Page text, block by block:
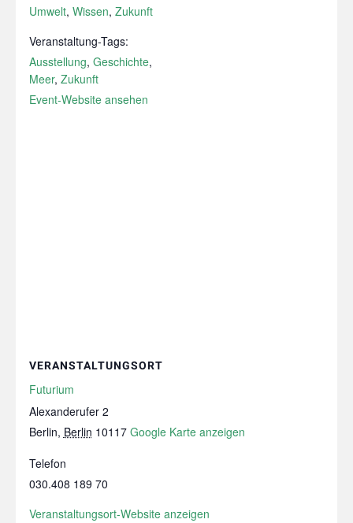
Umwelt, Wissen, Zukunft
Veranstaltung-Tags:
Ausstellung, Geschichte,
Meer, Zukunft
Event-Website ansehen
VERANSTALTUNGSORT
Futurium
Alexanderufer 2
Berlin, Berlin 10117 Google Karte anzeigen
Telefon
030.408 189 70
Veranstaltungsort-Website anzeigen